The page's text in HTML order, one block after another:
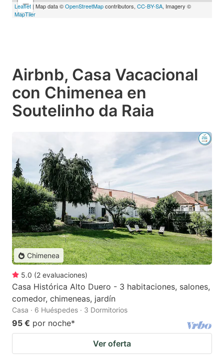
−
Leaflet | Map data ©OpenStreetMapcontributors, CC-BY-SA, Imagery ©
MapTiler
Airbnb, Casa Vacacional
con Chimenea en
Soutelinho da Raia
Chimenea
5.0 (2 evaluaciones)
Casa Histórica Alto Duero - 3 habitaciones, salones,
comedor, chimeneas, jardín
Casa · 6 Huéspedes · 3 Dormitorios
95 € por noche*
Ver oferta